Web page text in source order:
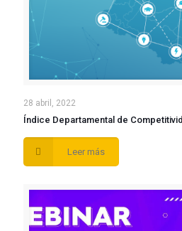
28 abril, 2022
Índice Departamental de
Leer más